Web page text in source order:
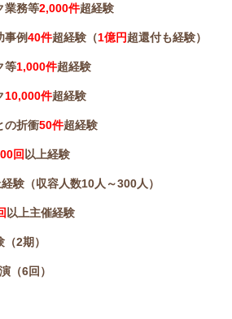
業務等2,000件超経験
事例40件超経験（1億円超還付も経験）
等1,000件超経験
10,000件超経験
の折衝50件超経験
回 以上経験
経験（収容人数10人～300人）
以上主催経験
2期）
（6回）